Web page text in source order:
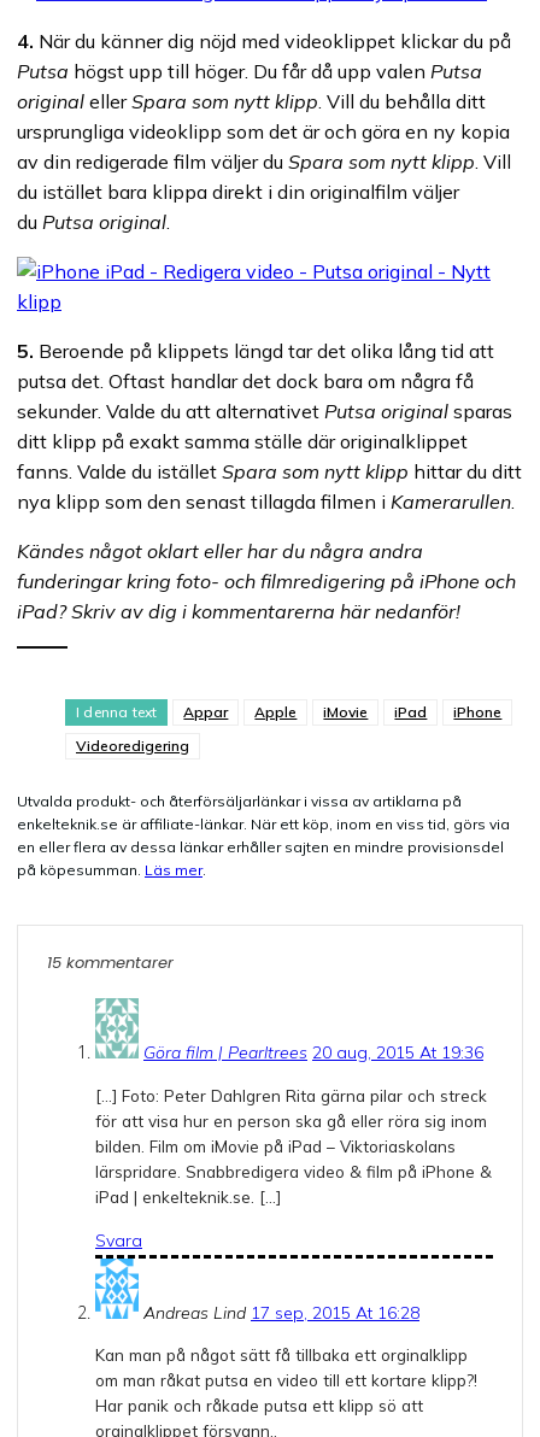
4. När du känner dig nöjd med videoklippet klickar du på
Putsa högst upp till höger. Du får då upp valen Putsa
original ellerSpara som nytt klipp. Vill du behålla ditt
ursprungliga videoklipp som det är och göra en ny kopia
av din redigerade film väljer du Spara som nytt klipp. Vill
du istället bara klippa direkt i din originalfilm väljer
du Putsa original.
5. Beroende på klippets längd tar det olika lång tid att
putsa det. Oftast handlar det dock bara om några få
sekunder. Valde du att alternativet Putsa original sparas
ditt klipp på exakt samma ställe där originalklippet
fanns. Valde du istället Spara som nytt klipp hittar du ditt
nya klipp som den senast tillagda filmen i Kamerarullen.
Kändes något oklart eller har du några andra
funderingar kring foto- och filmredigering på iPhone och
iPad? Skriv av dig i kommentarerna här nedanför!
I denna text Appar Apple iMovie iPad
iPhone
Videoredigering
Utvalda produkt- och återförsäljarlänkar i vissa av artiklarna på
enkelteknik.se är affiliate-länkar. När ett köp, inom en viss tid, görs via
en eller flera av dessa länkar erhåller sajten en mindre provisionsdel
på köpesumman. Läs mer.
15 kommentarer
Göra film | Pearltrees 20 aug, 2015 At 19:36
[…] Foto: Peter Dahlgren Rita gärna pilar och streck
för att visa hur en person ska gå eller röra sig inom
bilden. Film om iMovie på iPad – Viktoriaskolans
lärspridare. Snabbredigera video & film på iPhone &
iPad | enkelteknik.se. […]
Svara
Andreas Lind 17 sep, 2015 At 16:28
Kan man på något sätt få tillbaka ett orginalklipp
om man råkat putsa en video till ett kortare klipp?!
Har panik och råkade putsa ett klipp sö att
orginalklippet försvann..